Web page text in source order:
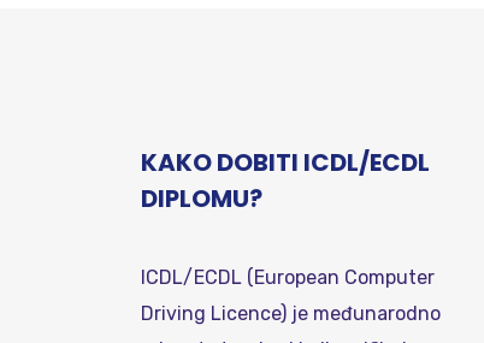
KAKO DOBITI ICDL/ECDL
DIPLOMU?
ICDL/ECDL (European Computer
Driving Licence) je međunarodno